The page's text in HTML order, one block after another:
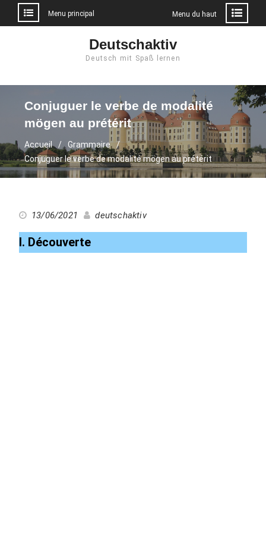
Menu principal Menu du haut
Deutschaktiv
Deutsch mit Spaß lernen
Conjuguer le verbe de modalité
mögen au prétérit
Accueil
Grammaire
Conjuguer le verbe de modalité mögen au prétérit
13/06/2021 deutschaktiv
I. Découverte